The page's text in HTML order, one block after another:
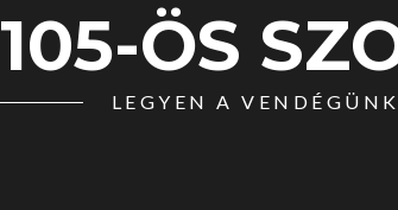
105-ÖS
LEGYEN A VENDÉGÜNK